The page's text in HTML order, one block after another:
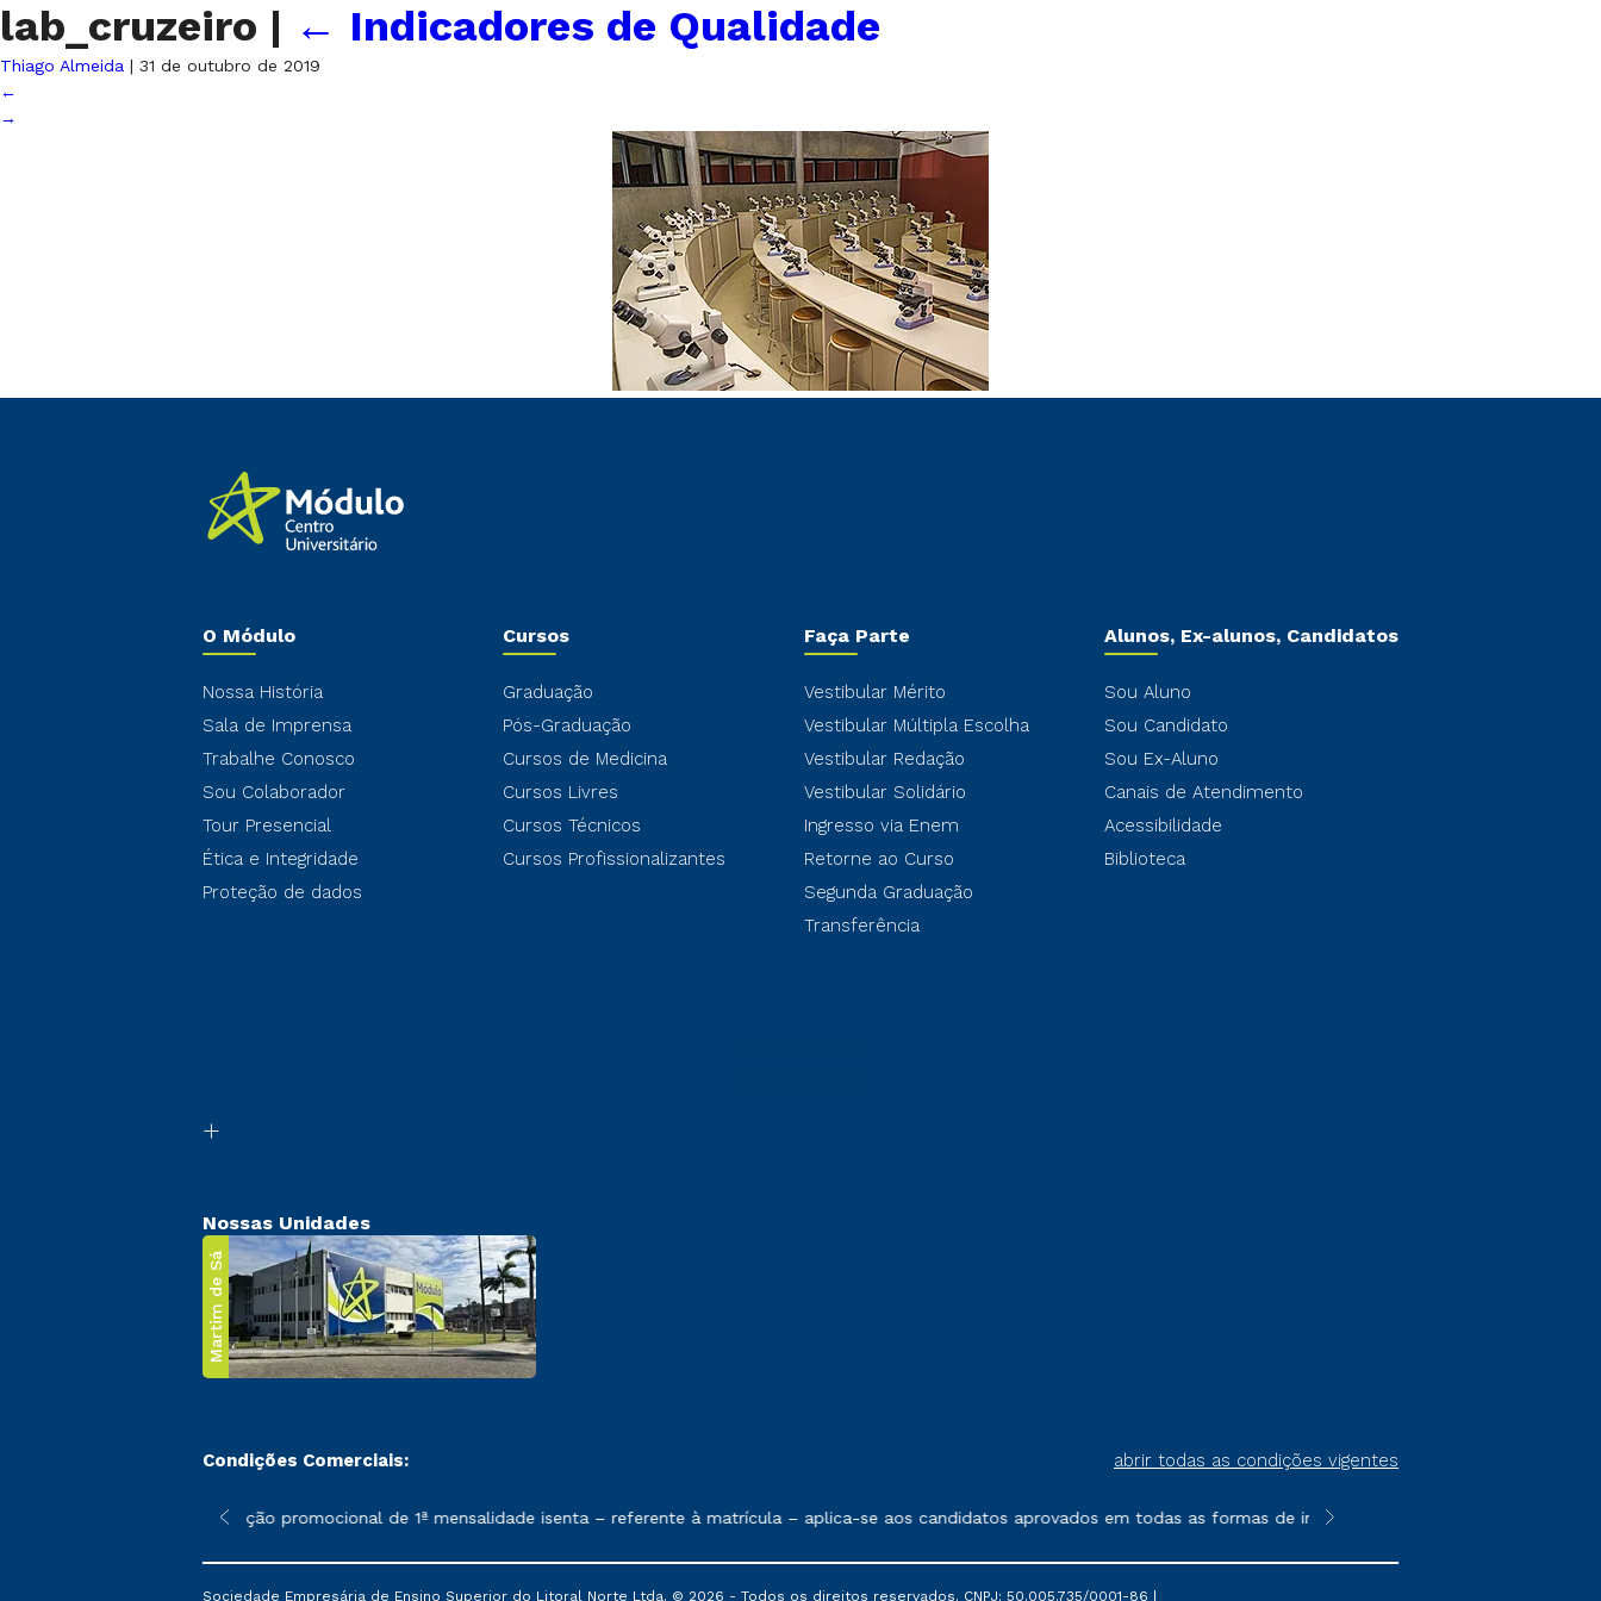
lab_cruzeiro | ← Indicadores de Qualidade
Thiago Almeida | 31 de outubro de 2019
←
→
O Módulo
Nossa História
Sala de Imprensa
Trabalhe Conosco
Sou Colaborador
Tour Presencial
Ética e Integridade
Proteção de dados
Cursos
Graduação
Pós-Graduação
Cursos de Medicina
Cursos Livres
Cursos Técnicos
Cursos Profissionalizantes
Faça Parte
Vestibular Mérito
Vestibular Múltipla Escolha
Vestibular Redação
Vestibular Solidário
Ingresso via Enem
Retorne ao Curso
Segunda Graduação
Transferência
Alunos, Ex-alunos, Candidatos
Sou Aluno
Sou Candidato
Sou Ex-Aluno
Canais de Atendimento
Acessibilidade
Biblioteca
Nossas Unidades
Martim de Sá
Condições Comerciais: abrir todas as condições vigentes
sofrer alterações nos períodos de rematrícula conforme exposto no contrato de prestação de serviços.
*A condição promocional de 1ª mensalidade isenta – referente à matrícula – aplica-se aos candidatos aprovados em todas as formas de ingresso, exceto na prova on-line
**Semipresencial é um formato do
Sociedade Empresária de Ensino Superior do Litoral Norte Ltda. © 2026 - Todos os direitos reservados. CNPJ: 50.005.735/0001-86 |